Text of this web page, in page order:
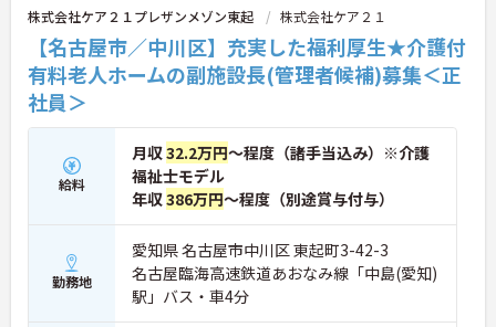
株式会社ケア２１プレザンメゾン東起 株式会社ケア２１
【名古屋市／中川区】充実した福利厚生★介護付
有料老人ホームの副施設長(管理者候補)募集＜正
社員＞
給料
月収32.2万円～程度（諸手当込み）※介護
福祉士モデル
年収386万円～程度（別途賞与付与）
勤務地
愛知県 名古屋市中川区 東起町3-42-3
名古屋臨海高速鉄道あおなみ線「中島(愛知)
駅」バス・車4分